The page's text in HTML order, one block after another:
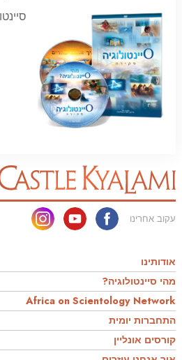
עקוב אחרינו
אודותינו
מהי סיינטולוגיה?
Africa on Scientology Network
התחברות יומית
קורסים אונליין